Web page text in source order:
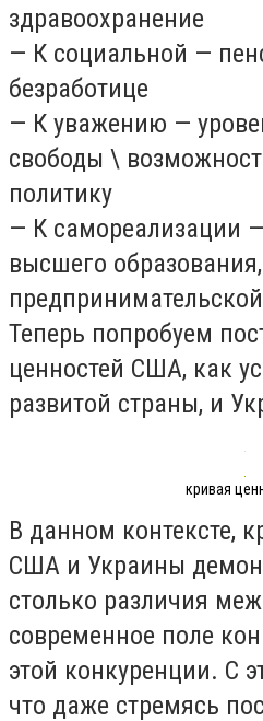
здравоохранение
— К социальной —
безработице
— К уважению —
свободы \
политику
— К самореализации
высшего
Теперь попробуем
ценностей США, как
развитой страны, и
кривая
В данном контексте,
США и Украины
столько различия
современное поле
этой конкуренции. С
что даже стремясь